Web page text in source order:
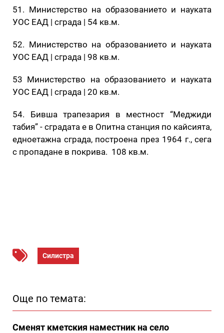
51. Министерство на образованието и науката
УОС ЕАД | сграда | 54 кв.м.
52. Министерство на образованието и науката
УОС ЕАД | сграда | 98 кв.м.
53 Министерство на образованието и науката
УОС ЕАД | сграда | 20 кв.м.
54. Бивша трапезария в местност “Меджиди
табия” - сградата е в Опитна станция по кайсията,
едноетажна сграда, построена през 1964 г., сега
с пропадане в покрива. 108 кв.м.
Силистра
Още по темата:
Сменят кметския наместник на село